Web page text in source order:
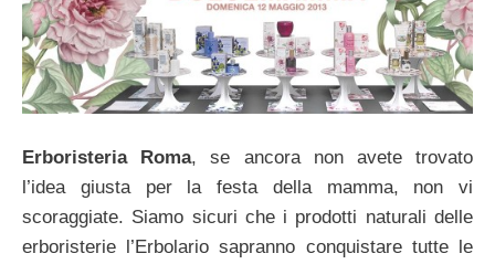
Erboristeria Roma, se ancora non avete trovato
l’idea giusta per la festa della mamma, non vi
scoraggiate. Siamo sicuri che i prodotti naturali delle
erboristerie l’Erbolario sapranno conquistare tutte le